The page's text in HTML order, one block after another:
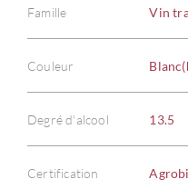
Famille Vin
Couleur
Degré d'alcool 13.5
Certification